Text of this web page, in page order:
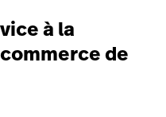
à la
de